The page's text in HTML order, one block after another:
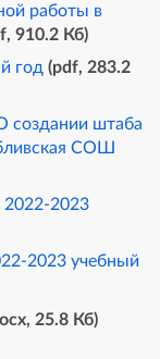
работы в
910.2 Кб)
год (pdf, 283.2
штаба
СОШ
2023
2023 учебный
25.8 Кб)